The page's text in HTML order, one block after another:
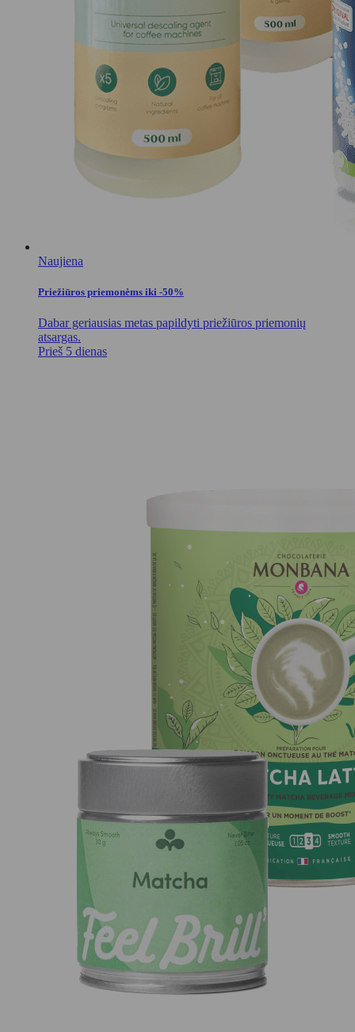
Naujiena
Priežiūros priemonėms iki -50%
Dabar geriausias metas papildyti priežiūros priemonių
atsargas.
Prieš 5 dienas